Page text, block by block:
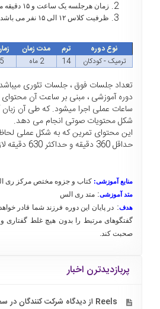
زمان هرجلسه یک ساعت و ۱۵ دقیقه می باشد.
ظرفیت کلاس ۱۲ الی ۱۵ نفر می باشد.
نوع دوره ترم مدت زمان
ترمیک - کودکان
14 2 ماه
تعداد جلسات فوق ، جلسات تئوری
دوره آموزشی ، مبنی بر ساعت آن
ساعات عملی اجرا میشود. که طی آن زبان
شکل محتویات صوتی انجام می دهد.
این محتوای تمرین که به شکل عملی
حداقل 360 دقیقه و حداکثر 630 دقیقه لازم به اجرا است
منابع آموزشی: کتاب و جزوه مختص مرکز ری
متد آموزشی: متد ری الس
هدف: در پایان این دوره فرزند شما قادر
گفتگوهای مرتبط را بدون هیچ غلط گفتاری
صحبت کند.
پربازدیدترن اخبار
Reels از دیدگاه شرکت کنندگان در سمینار